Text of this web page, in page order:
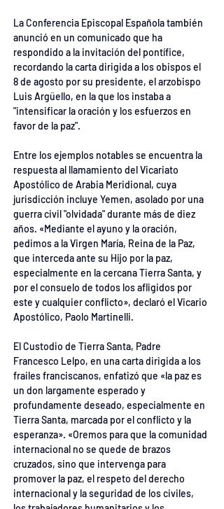
La Conferencia Episcopal Española también
anunció en un comunicado que ha
respondido a la invitación del pontífice,
recordando la carta dirigida a los obispos el
8 de agosto por su presidente, el arzobispo
Luis Argüello, en la que los instaba a
"intensificar la oración y los esfuerzos en
favor de la paz".
Entre los ejemplos notables se encuentra la
respuesta al llamamiento del Vicariato
Apostólico de Arabia Meridional, cuya
jurisdicción incluye Yemen, asolado por una
guerra civil "olvidada" durante más de diez
años. «Mediante el ayuno y la oración,
pedimos a la Virgen María, Reina de la Paz,
que interceda ante su Hijo por la paz,
especialmente en la cercana Tierra Santa, y
por el consuelo de todos los afligidos por
este y cualquier conflicto», declaró el Vicario
Apostólico, Paolo Martinelli.
El Custodio de Tierra Santa, Padre
Francesco Lelpo, en una carta dirigida a los
frailes franciscanos, enfatizó que «la paz es
un don largamente esperado y
profundamente deseado, especialmente en
Tierra Santa, marcada por el conflicto y la
esperanza». «Oremos para que la comunidad
internacional no se quede de brazos
cruzados, sino que intervenga para
promover la paz, el respeto del derecho
internacional y la seguridad de los civiles,